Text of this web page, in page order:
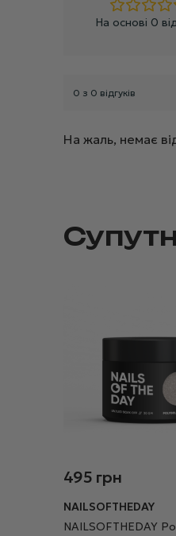
На основі 0
0 з 0 відгуків
На жаль, немає
495 грн
NAILSOFTHEDAY
NAILSOFTHEDAY